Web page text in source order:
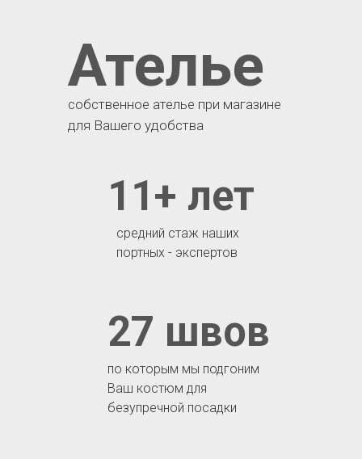
по которым мы подгоним
Ваш костюм для
безупречной посадки
27 швов
средний стаж наших
портных - экспертов
11+ лет
Ателье
собственное ателье при магазине
для Вашего удобства